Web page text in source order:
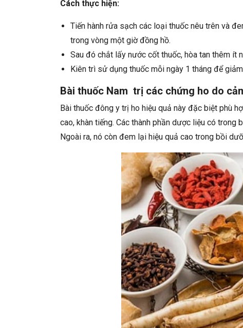
Cách thực hiện:
Tiến hành rửa sạch các loại thuốc nêu trên và
trong vòng một giờ đồng hồ.
Sau đó chắt lấy nước cốt thuốc, hòa tan thêm ít
Kiên trì sử dụng thuốc mỗi ngày 1 tháng để
Bài thuốc Nam trị các chứng ho do
Bài thuốc đông y trị ho hiệu quả này đặc biệt phù
cao, khàn tiếng. Các thành phần dược liệu có trong
Ngoài ra, nó còn đem lại hiệu quả cao trong bồi